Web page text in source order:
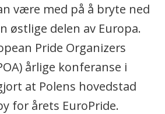
være med på å bryte ned
østlige delen av Europa.
Pride Organizers
årlige konferanse i
at Polens hovedstad
for årets EuroPride.